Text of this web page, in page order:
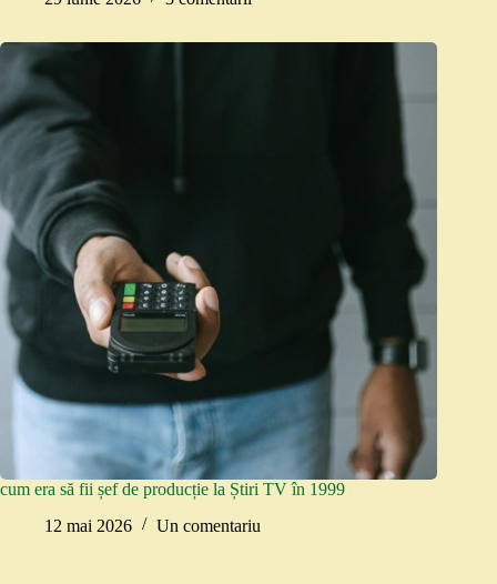
cum era să fii șef de producție la Știri TV în 1999
12 mai 2026
Un comentariu